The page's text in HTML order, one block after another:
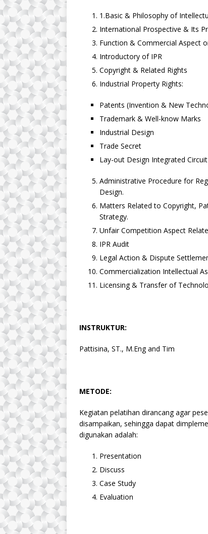
1.Basic & Philosophy of
International Prospective & Its
Function & Commercial Aspect
Introductory of IPR
Copyright & Related Rights
Industrial Property Rights:
Patents (Invention & New
Trademark & Well-know Marks
Industrial Design
Trade Secret
Lay-out Design Integrated Circuit
Administrative Procedure for
Design.
Matters Related to Copyright,
Strategy.
Unfair Competition Aspect
IPR Audit
Legal Action & Dispute
Commercialization Intellectual
Licensing & Transfer of
INSTRUKTUR:
Pattisina, ST., M.Eng and Tim
METODE:
Kegiatan pelatihan dirancang agar
disampaikan, sehingga dapat
digunakan adalah:
Presentation
Discuss
Case Study
Evaluation